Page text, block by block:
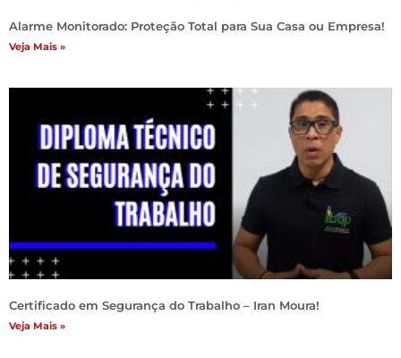
Alarme Monitorado: Proteção Total para Sua Casa ou Empresa!
Veja Mais »
Certificado em Segurança do Trabalho – Iran Moura!
Veja Mais »